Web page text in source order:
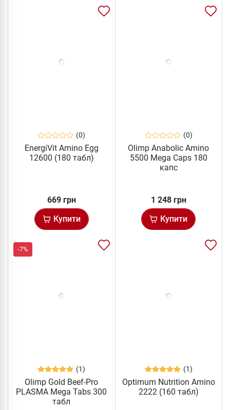
(0)
EnergiVit Amino Egg
12600 (180 табл)
669 грн
Купити
(0)
Olimp Anabolic Amino
5500 Mega Caps 180
капс
1 248 грн
Купити
-7%
(1)
Olimp Gold Beef-Pro
PLASMA Mega Tabs 300
табл
(1)
Optimum Nutrition Amino
2222 (160 табл)